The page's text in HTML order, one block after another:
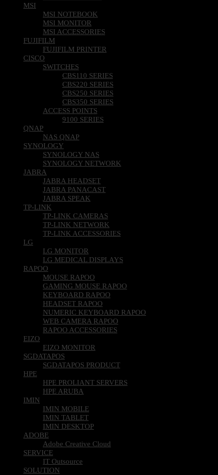
MSI
MSI NOTEBOOK
MSI MONITOR
MSI ACCESSORIES
FUJIFILM
FUJIFILM PRINTER
CISCO
SWITCHES
CBS110 SERIES
CBS220 SERIES
CBS250 SERIES
CBS350 SERIES
ACCESS POINTS
9100 SERIES
QNAP
NAS QNAP
SYNOLOGY
SYNOLOGY NAS
SYNOLOGY NETWORK
JABRA
JABRA HEADSET
JABRA PANACAST
JABRA SPEAK
TP-LINK
TP-LINK CAMERAS
TP-LINK NETWORK
TP-LINK ACCESSORIES
LG
LG MONITOR
LG MEDICAL DISPLAYS
RAPOO
MOUSE RAPOO
GAMING MOUSE RAPOO
KEYBOARD RAPOO
HEADSET RAPOO
NUMERIC KEYBOARD RAPOO
WEB CAMERA RAPOO
RAPOO ACCESSORIES
EIZO
EIZO MONITOR
SGDATAPOS
SGDATAPOS PRODUCT
HPE
HPE PROLIANT SERVERS
HPE ARUBA
IMIN
IMIN MOBILE
IMIN TABLET
IMIN DESKTOP
ADOBE
Adobe Creative Cloud
SERVICE
IT Outsource
SOLUTION